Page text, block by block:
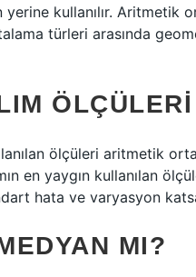
kullanılır. Aritmetik
türleri arasında
ölçüleri aritmetik
en yaygın kullanılan
hata ve varyasyon
MI?